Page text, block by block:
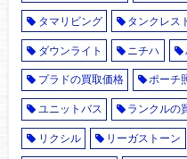
タマリビング タンクレス
ダウンライト ニチハ
プラドの買取価格 ポーチ
ユニットバス ランクルの
リクシル リーガストーン